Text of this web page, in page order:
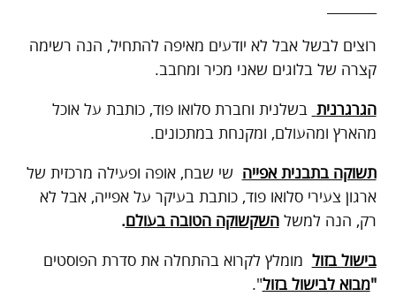
רוצים לבשל אבל לא יודעים מאיפה להתחיל, הנה רשימה
קצרה של בלוגים שאני מכיר ומחבב.
הגרגרנית בשלנית וחברת סלואו פוד, כותבת על אוכל
מהארץ ומהעולם, ומקנחת במתכונים.
תשוקה בתבנית אפייה שי שבח, אופה ופעילה מרכזית של
ארגון צעירי סלואו פוד, כותבת בעיקר על אפייה, אבל לא
רק, הנה למשלהשקשוקה הטובה בעולם.
בישול בזול מומלץ לקרוא בהתחלה את סדרת הפוסטים
"מבוא לבישול בזול".